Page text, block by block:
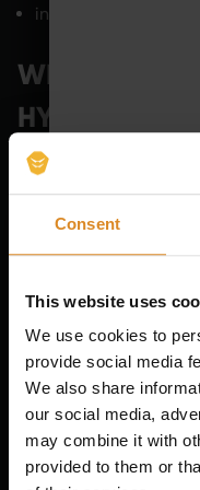
Consent
This website uses
We use cookies to
provide social media
We also share
our social media,
may combine it with
provided to them or
innovative
WIE KANN
HYBRID-
STUDIO
Competence Center
transparent. Mit dem
EMS im Alltag neben
DU MÖCHTEST DAS
EINFÜHREN? DANN
BERATEN DICH